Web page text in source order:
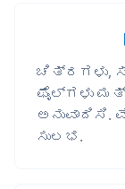
ಚಿತ್ರಗಳು,
ಫೈಲ್‌ಗಳು
ಅನುವಾದಿಸಿ.
ಸುಲಭ.